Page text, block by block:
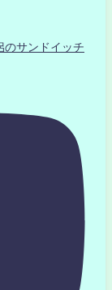
サンドイッチ